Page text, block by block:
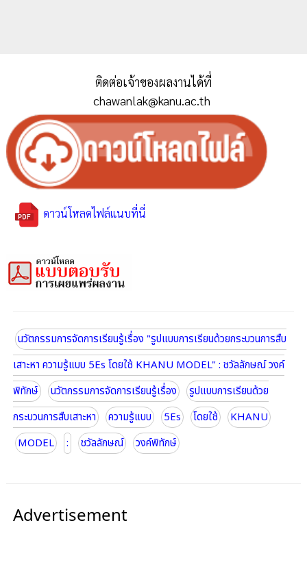
ติดต่อเจ้าของผลงานได้ที่
chawanlak@kanu.ac.th
ดาวน์โหลดไฟล์แนบที่นี่
นวัตกรรมการจัดการเรียนรู้เรื่อง "รูปแบบการเรียนด้วยกระบวนการสืบ
เสาะหา ความรู้แบบ 5Es โดยใช้ KHANU MODEL" : ชวัลลักษณ์ วงค์
พิทักษ์
นวัตกรรมการจัดการเรียนรู้เรื่อง
รูปแบบการเรียนด้วย
กระบวนการสืบเสาะหา
ความรู้แบบ 5Es โดยใช้
KHANU
MODEL
: ชวัลลักษณ์ วงค์พิทักษ์
Advertisement